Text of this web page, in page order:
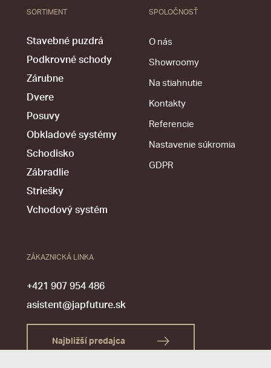
SORTIMENT
Stavebné puzdrá
Podkrovné schody
Zárubne
Dvere
Posuvy
Obkladové systémy
Schodisko
Zábradlie
Striešky
Vchodový systém
SPOLOČNOSŤ
O nás
Showroomy
Na stiahnutie
Kontakty
Referencie
Nastavenie súkromia
GDPR
ZÁKAZNICKÁ LINKA
+421 907 954 486
asistent@japfuture.sk
Najbližší predajca